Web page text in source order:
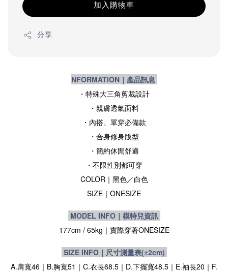
加入購物車
分享
NFORMATION｜產品訊息
・特殊大三角剪裁設計
・親膚透氣面料
・內搭、單穿必備款
・合身修身版型
・簡約休閒舒適
・不限性別都可穿
COLOR｜黑色／白色
SIZE ｜ONESIZE
MODEL INFO｜模特兒資訊
177cm / 65kg ｜實際穿著ONESIZE
SIZE INFO｜尺寸測量表(±2cm)
A.肩寬46｜B.胸寬51｜C.衣長68.5｜D.下擺寬48.5｜E.袖長20｜F.